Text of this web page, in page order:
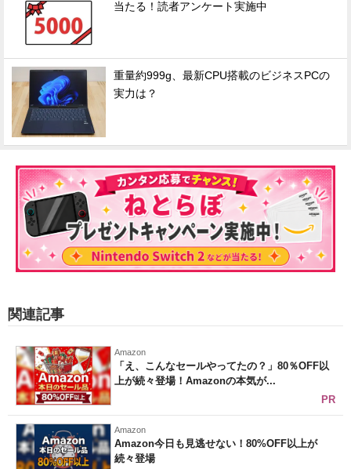
当たる！読者アンケート実施中
重量約999g、最新CPU搭載のビジネスPCの
実力は？
関連記事
Amazon
「え、こんなセールやってたの？」80％OFF以
上が続々登場！Amazonの本気が...
PR
Amazon
Amazon今日も見逃せない！80%OFF以上が
続々登場